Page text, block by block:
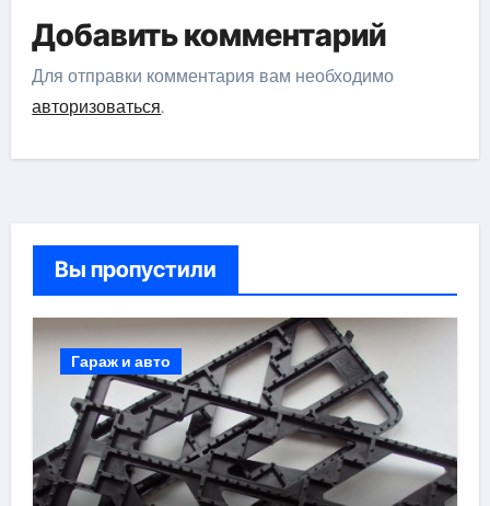
Добавить комментарий
Для отправки комментария вам необходимо
авторизоваться.
Вы пропустили
Гараж и авто